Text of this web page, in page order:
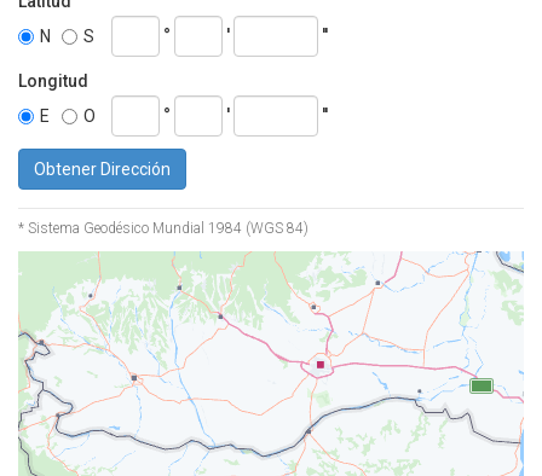
N
S ° ' ''
Longitud
E
O ° ' ''
Obtener Dirección
* Sistema Geodésico Mundial 1984 (WGS 84)